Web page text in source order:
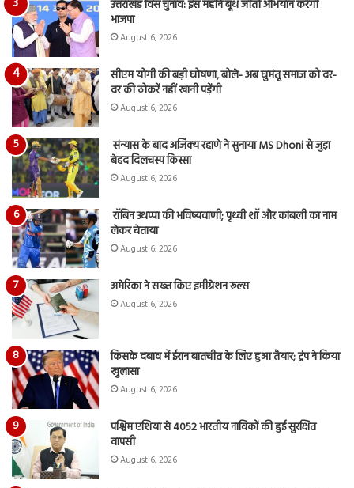
उत्तराखंड विस चुनाव: इस महीने बूथ जीतो अभियान करेगी
भाजपा
August 6, 2026
सीएम योगी की बड़ी घोषणा, बोले- अब घुमंतू समाज को दर-
दर की ठोकरें नहीं खानी पड़ेंगी
August 6, 2026
संन्यास के बाद अजिंक्‍य रहाणे ने सुनाया MS Dhoni से जुड़ा
बेहद दिलचस्प किस्सा
August 6, 2026
रॉबिन उथप्पा की भविष्यवाणी; पृथ्वी शॉ और कांबली का नाम
लेकर चेताया
August 6, 2026
अमेरिका ने सख्त किए इमीग्रेशन रूल्स
August 6, 2026
किसके दबाव में ईरान बातचीत के लिए हुआ तैयार; ट्रंप ने किया
खुलासा
August 6, 2026
पश्चिम एशिया से 4052 भारतीय नाविकों की हुई सुरक्षित
वापसी
August 6, 2026